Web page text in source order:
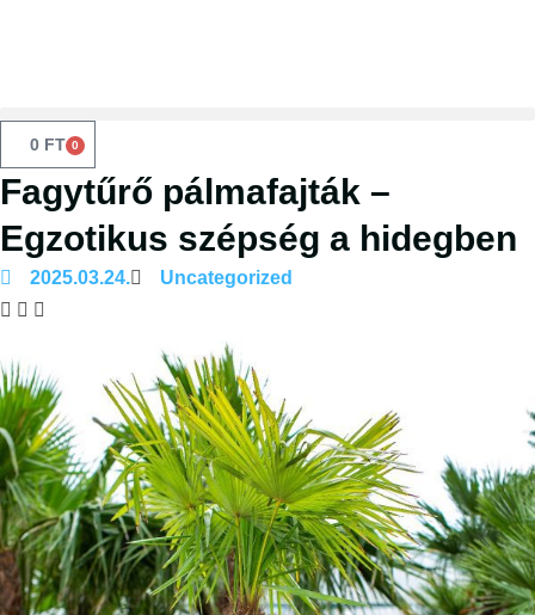
0 FT 0
Fagytűrő pálmafajták –
Egzotikus szépség a hidegben
2025.03.24. Uncategorized